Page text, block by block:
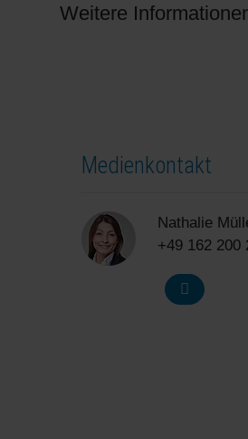
Weitere
Medienkontakt
Nathalie
+49 162 200